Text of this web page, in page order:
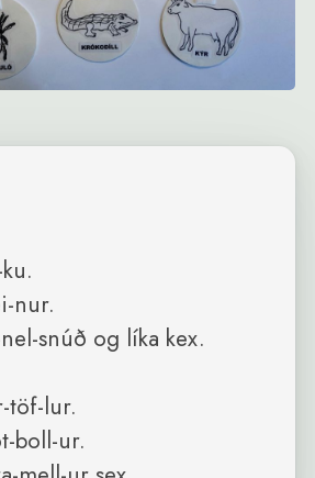
nur.
snúð og líka kex.
töf-lur.
boll-ur.